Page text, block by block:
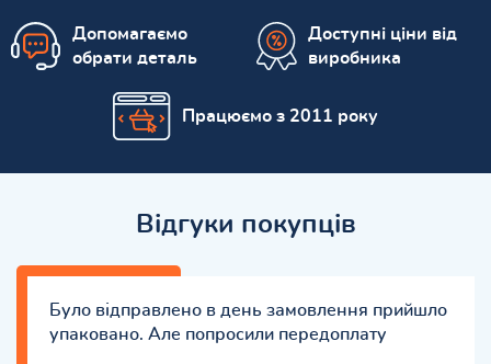
Допомагаємо
обрати деталь
Доступні ціни від
виробника
Працюємо з 2011 року
Відгуки покупців
Було відправлено в день замовлення прийшло
упаковано. Але попросили передоплату